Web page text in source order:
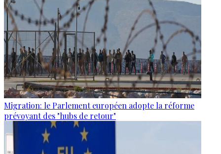
Migration: le Parlement européen adopte la réforme
prévoyant des "hubs de retour"